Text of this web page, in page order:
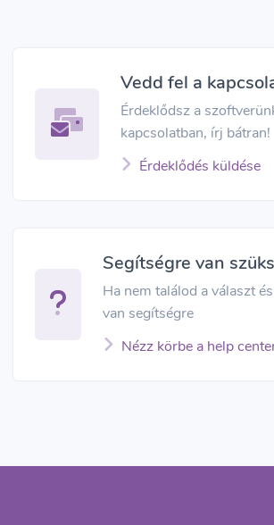
Vedd fel a
Érdeklődsz a
kapcsolatban, írj bátran!
Érdeklődés küldése
Segítségre van
Ha nem találod a választ
van segítségre
Nézz körbe a help